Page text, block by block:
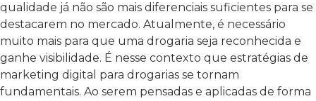
qualidade já não são mais diferenciais suficientes para se
destacarem no mercado. Atualmente, é necessário
muito mais para que uma drogaria seja reconhecida e
ganhe visibilidade. É nesse contexto que estratégias de
marketing digital para drogarias se tornam
fundamentais. Ao serem pensadas e aplicadas de forma